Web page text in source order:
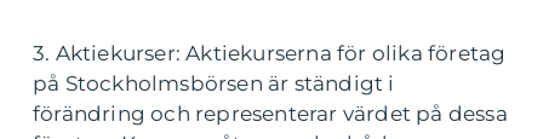
3. Aktiekurser: Aktiekurserna för olika företag
på Stockholmsbörsen är ständigt i
förändring och representerar värdet på dessa